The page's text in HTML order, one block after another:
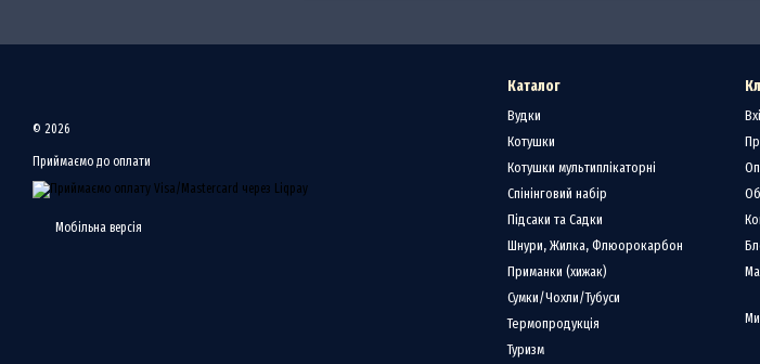
Конструкція без рухомих частин гарантує абсолютну стабільність
Для кого підійде ніж Boker фіксований?
Мисливцям і рибалкам – для розробки здобичі, підготовки наживки
Туристам і кемперам – як незамінний інструмент у походах і таборі.
Військовим та тактичним користувачам – для виконання
Поціновувачам якісних ножів – як надійний та довговічний
Чому варто купити ніж Boker фіксований в інтернет-магазині Doctor-
© 2026
Приймаємо до оплати
Мобільна версія
Каталог
Вудки
Котушки
Котушки мультиплікаторні
Спінінговий набір
Підсаки та Садки
Шнури, Жилка, Флюорокарбон
Приманки (хижак)
Сумки/Чохли/Тубуси
Термопродукція
Туризм